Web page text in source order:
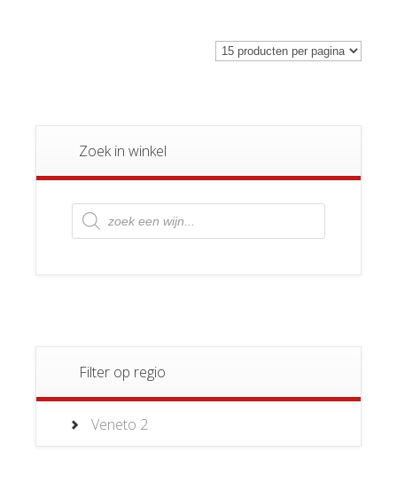
Zoek in winkel
Producten
zoeken
Filter op regio
Veneto 2